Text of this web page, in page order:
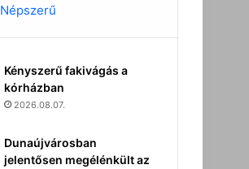
Népszerű
Kényszerű fakivágás a
kórházban
2026.08.07.
Dunaújvárosban
jelentősen megélénkült az